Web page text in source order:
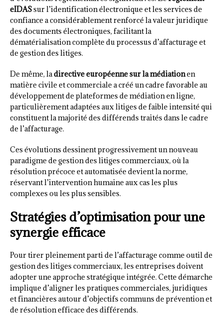
eIDASsur l’identification électronique et les services de
confiance a considérablement renforcé la valeur juridique
des documents électroniques, facilitant la
dématérialisation complète du processus d’affacturage et
de gestion des litiges.
De même, ladirective européenne sur la médiationen
matière civile et commerciale a créé un cadre favorable au
développement de plateformes de médiation en ligne,
particulièrement adaptées aux litiges de faible intensité qui
constituent la majorité des différends traités dans le cadre
de l’affacturage.
Ces évolutions dessinent progressivement un nouveau
paradigme de gestion des litiges commerciaux, où la
résolution précoce et automatisée devient la norme,
réservant l’intervention humaine aux cas les plus
complexes ou les plus sensibles.
Stratégies d’optimisation pour une
synergie efficace
Pour tirer pleinement parti de l’affacturage comme outil de
gestion des litiges commerciaux, les entreprises doivent
adopter une approche stratégique intégrée. Cette démarche
implique d’aligner les pratiques commerciales, juridiques
et financières autour d’objectifs communs de prévention et
de résolution efficace des différends.